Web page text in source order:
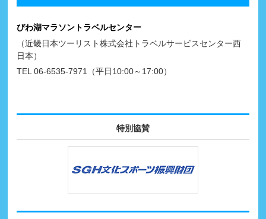
びわ湖マラソントラベルセンター
（近畿日本ツーリスト株式会社トラベルサービスセンター西
日本）
TEL 06-6535-7971（平日10:00～17:00）
特別協賛